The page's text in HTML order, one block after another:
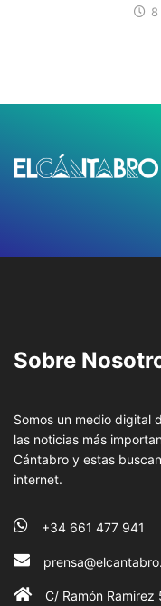
Sobre
Somos un medio digital
las noticias más
Cántabro y estas
internet.
+34 661 477 941
C/ Ramón